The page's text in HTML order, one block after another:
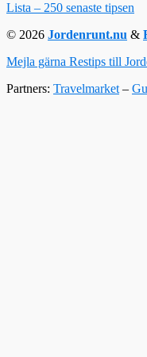
Lista – 250 senaste tipsen
© 2026 Jordenrunt.nu &
Mejla gärna Restips till
Partners: Travelmarket–